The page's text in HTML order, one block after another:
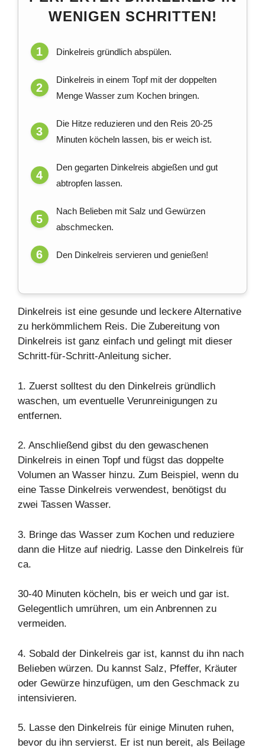
WENIGEN SCHRITTEN!
Dinkelreis gründlich abspülen.
Dinkelreis in einem Topf mit der doppelten
Menge Wasser zum Kochen bringen.
Die Hitze reduzieren und den Reis 20-25
Minuten köcheln lassen, bis er weich ist.
Den gegarten Dinkelreis abgießen und gut
abtropfen lassen.
Nach Belieben mit Salz und Gewürzen
abschmecken.
Den Dinkelreis servieren und genießen!
Dinkelreis ist eine gesunde und leckere Alternative
zu herkömmlichem Reis. Die Zubereitung von
Dinkelreis ist ganz einfach und gelingt mit dieser
Schritt-für-Schritt-Anleitung sicher.
1. Zuerst solltest du den Dinkelreis gründlich
waschen, um eventuelle Verunreinigungen zu
entfernen.
2. Anschließend gibst du den gewaschenen
Dinkelreis in einen Topf und fügst das doppelte
Volumen an Wasser hinzu. Zum Beispiel, wenn du
eine Tasse Dinkelreis verwendest, benötigst du
zwei Tassen Wasser.
3. Bringe das Wasser zum Kochen und reduziere
dann die Hitze auf niedrig. Lasse den Dinkelreis für
ca.
30-40 Minuten köcheln, bis er weich und gar ist.
Gelegentlich umrühren, um ein Anbrennen zu
vermeiden.
4. Sobald der Dinkelreis gar ist, kannst du ihn nach
Belieben würzen. Du kannst Salz, Pfeffer, Kräuter
oder Gewürze hinzufügen, um den Geschmack zu
intensivieren.
5. Lasse den Dinkelreis für einige Minuten ruhen,
bevor du ihn servierst. Er ist nun bereit, als Beilage